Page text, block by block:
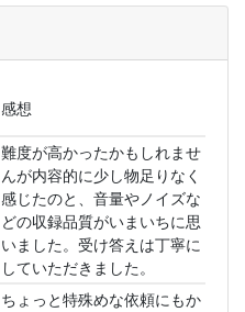
感想
難度が高かったかもしれませ
んが内容的に少し物足りなく
感じたのと、音量やノイズな
どの収録品質がいまいちに思
いました。受け答えは丁寧に
していただきました。
ちょっと特殊めな依頼にもか